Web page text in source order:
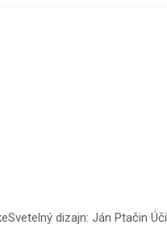
dizajn: Ján Ptačin